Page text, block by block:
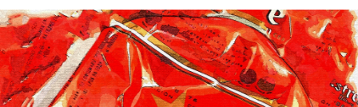
Artist Ock Jinhwa ｜옥진화 작가
옥진화